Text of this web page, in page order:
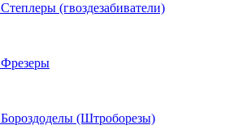
Степлеры (гвоздезабиватели)
Фрезеры
Бороздоделы (Штроборезы)